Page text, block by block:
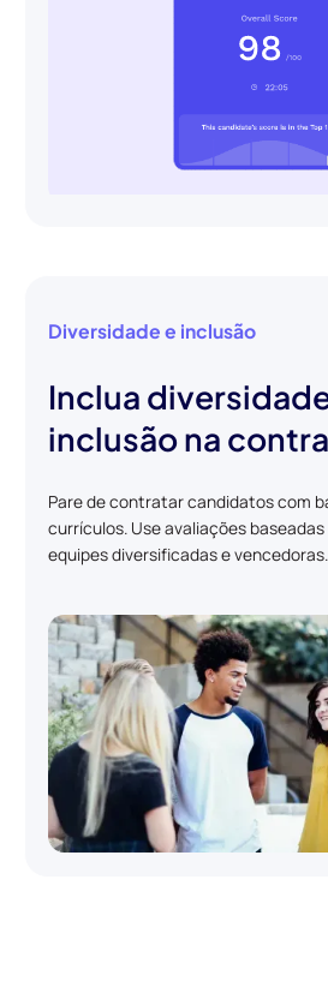
Diversidade e inclusão
Inclua
inclusão na
Pare de contratar candidatos com
currículos. Use avaliações
equipes diversificadas e vencedoras.